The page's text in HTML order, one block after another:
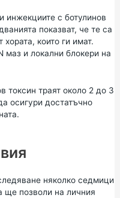
инжекциите с ботулинов
показват, че те са
хората, които ги имат.
маз и локални блокери на
токсин траят около 2 до 3
осигури достатъчно
няколко седмици
ще позволи на личния